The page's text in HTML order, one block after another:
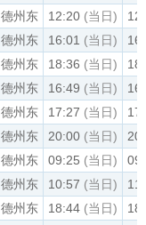
德州东 12:20 (当日)
德州东 16:01 (当日)
德州东 18:36 (当日)
德州东 16:49 (当日)
德州东 17:27 (当日)
德州东 20:00 (当日)
德州东 09:25 (当日)
德州东 10:57 (当日)
德州东 18:44 (当日)